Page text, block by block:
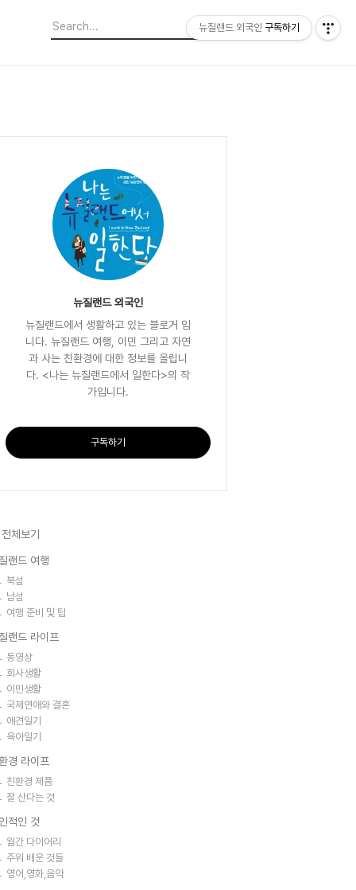
뉴질랜드 외국인
뉴질랜드에서 생활하고 있는 블로거 입
니다. 뉴질랜드 여행, 이민 그리고 자연
과 사는 친환경에 대한 정보를 올립니
다. <나는 뉴질랜드에서 일한다>의 작
가입니다.
구독하기
체보기
랜드 여행
북섬
남섬
여행 준비 및 팁
랜드 라이프
동영상
회사생활
이민생활
국제연애와 결혼
애견일기
육아일기
경 라이프
친환경 제품
잘 산다는 것
적인 것
월간 다이어리
주워 배운 것들
영어,영화,음악
뉴질랜드 외국인 구독하기